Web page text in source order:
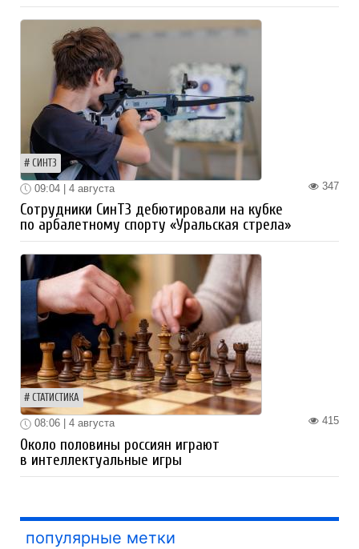
СИНТЗ
347
09:04 | 4 августа
Сотрудники СинТЗ дебютировали на кубке
по арбалетному спорту «Уральская стрела»
СТАТИСТИКА
415
08:06 | 4 августа
Около половины россиян играют
в интеллектуальные игры
популярные метки